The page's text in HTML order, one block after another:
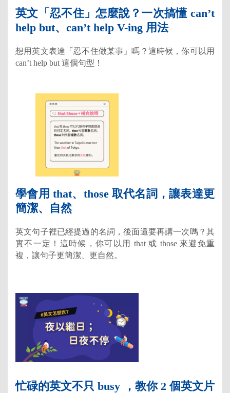
英文「忍不住」怎麼說？一次搞懂 can’t
help but、can’t help V-ing 用法
想用英文表達「忍不住做某事」嗎？這時候，你可以用
can’t help but 這個句型！
學會用 that、those 取代名詞，讓表達更
簡潔、自然
英文句子裡已經提過的名詞，後面還要再講一次嗎？其
實不一定！這時候，你可以用 that 或 those 來避免重
複，讓句子更簡潔、更自然。
忙碌的英文不只 busy ，教你 2 個英文片